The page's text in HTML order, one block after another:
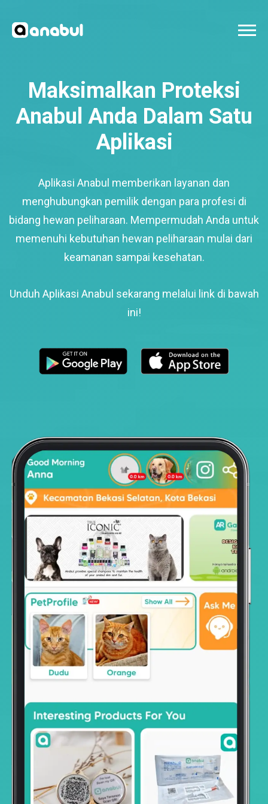
Maksimalkan Proteksi
Anabul Anda Dalam Satu
Aplikasi
Aplikasi Anabul memberikan layanan dan
menghubungkan pemilik dengan para profesi di
bidang hewan peliharaan. Mempermudah Anda untuk
memenuhi kebutuhan hewan peliharaan mulai dari
keamanan sampai kesehatan.
Unduh Aplikasi Anabul sekarang melalui link di bawah
ini!